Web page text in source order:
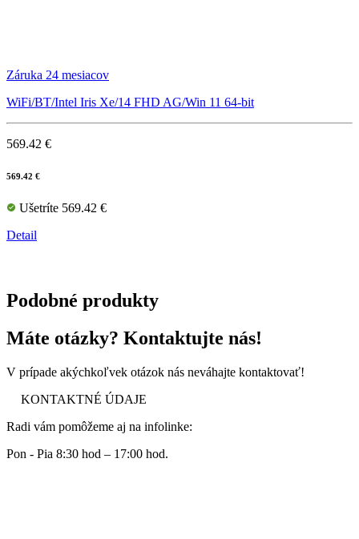
Záruka 24 mesiacov
WiFi/BT/Intel Iris Xe/14 FHD AG/Win 11 64-bit
569.42 €
569.42 €
Ušetríte 569.42 €
Detail
Podobné produkty
Máte otázky? Kontaktujte nás!
V prípade akýchkoľvek otázok nás neváhajte kontaktovať!
KONTAKTNÉ ÚDAJE
Radi vám pomôžeme aj na infolinke:
Pon - Pia 8:30 hod – 17:00 hod.